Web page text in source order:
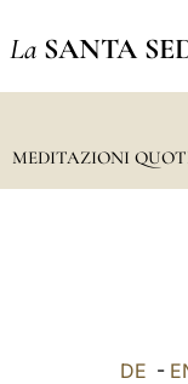
La SANTA
MEDITAZIONI
DE -